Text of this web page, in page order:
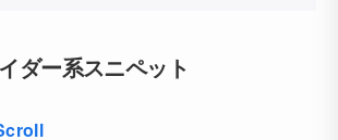
ダー系スニペット